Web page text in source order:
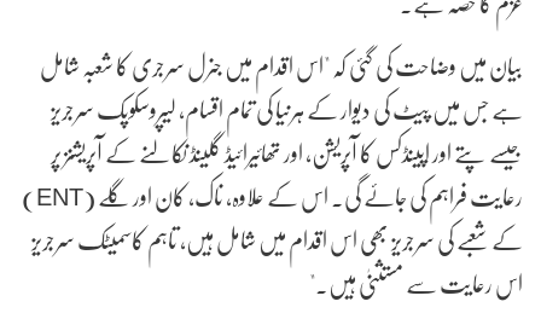
بیان میں وضاحت کی گئی کہ "اس اقدام میں جنرل سرجری کا شعبہ شامل
ہے جس میں پیٹ کی دیوار کے ہرنیا کی تمام اقسام، لیپروسکوپک سرجریز
جیسے پتے اور اپینڈکس کا آپریشن، اور تھائیرائیڈ گلینڈ نکالنے کے آپریشنز پر
رعایت فراہم کی جائے گی۔ اس کے علاوہ، ناک، کان اور گلے (ENT)
کے شعبے کی سرجریز بھی اس اقدام میں شامل ہیں، تاہم کاسمیٹک سرجریز
اس رعایت سے مستثنیٰ ہیں۔"